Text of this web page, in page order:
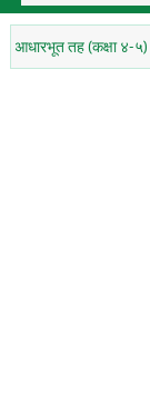
(कक्षा ४-५) को